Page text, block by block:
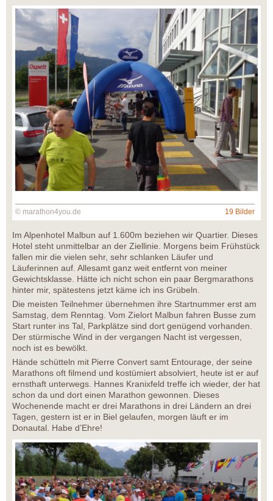
© marathon4you.de 19 Bilder
Im Alpenhotel Malbun auf 1.600m beziehen wir Quartier. Dieses
Hotel steht unmittelbar an der Ziellinie. Morgens beim Frühstück
fallen mir die vielen sehr, sehr schlanken Läufer und
Läuferinnen auf. Allesamt ganz weit entfernt von meiner
Gewichtsklasse. Hätte ich nicht schon ein paar Bergmarathons
hinter mir, spätestens jetzt käme ich ins Grübeln.
Die meisten Teilnehmer übernehmen ihre Startnummer erst am
Samstag, dem Renntag. Vom Zielort Malbun fahren Busse zum
Start runter ins Tal, Parkplätze sind dort genügend vorhanden.
Der stürmische Wind in der vergangen Nacht ist vergessen,
noch ist es bewölkt.
Hände schütteln mit Pierre Convert samt Entourage, der seine
Marathons oft filmend und kostümiert absolviert, heute ist er auf
ernsthaft unterwegs. Hannes Kranixfeld treffe ich wieder, der hat
schon da und dort einen Marathon gewonnen. Dieses
Wochenende macht er drei Marathons in drei Ländern an drei
Tagen, gestern ist er in Biel gelaufen, morgen läuft er im
Donautal. Habe d’Ehre!